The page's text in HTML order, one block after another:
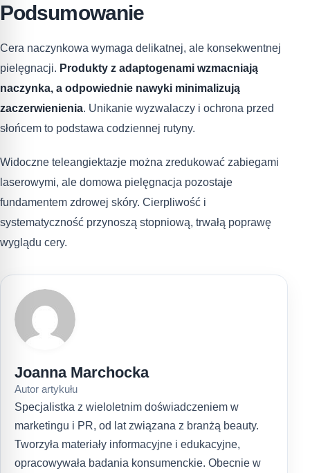
Podsumowanie
Cera naczynkowa wymaga delikatnej, ale konsekwentnej
pielęgnacji. Produkty z adaptogenami wzmacniają
naczynka, a odpowiednie nawyki minimalizują
zaczerwienienia. Unikanie wyzwalaczy i ochrona przed
słońcem to podstawa codziennej rutyny.
Widoczne teleangiektazje można zredukować zabiegami
laserowymi, ale domowa pielęgnacja pozostaje
fundamentem zdrowej skóry. Cierpliwość i
systematyczność przynoszą stopniową, trwałą poprawę
wyglądu cery.
Joanna Marchocka
Autor artykułu
Specjalistka z wieloletnim doświadczeniem w
marketingu i PR, od lat związana z branżą beauty.
Tworzyła materiały informacyjne i edukacyjne,
opracowywała badania konsumenckie. Obecnie w